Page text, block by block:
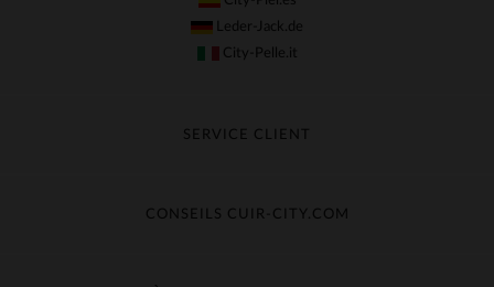
Leder-Jack.de
City-Pelle.it
SERVICE CLIENT
Échange & Remboursement
CONSEILS CUIR-CITY.COM